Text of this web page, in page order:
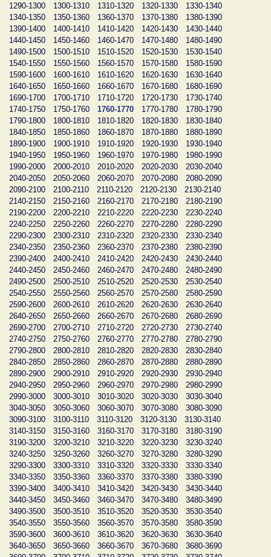
1290-1300
1300-1310 1310-1320 1320-1330
1330-1340
1340-1350
1350-1360 1360-1370 1370-1380
1380-1390
1390-1400
1400-1410 1410-1420 1420-1430
1430-1440
1440-1450
1450-1460 1460-1470 1470-1480
1480-1490
1490-1500
1500-1510 1510-1520 1520-1530
1530-1540
1540-1550
1550-1560 1560-1570 1570-1580
1580-1590
1590-1600
1600-1610 1610-1620 1620-1630
1630-1640
1640-1650
1650-1660 1660-1670 1670-1680
1680-1690
1690-1700
1700-1710 1710-1720 1720-1730
1730-1740
1740-1750
1750-1760 1760-1770 1770-1780
1780-1790
1790-1800
1800-1810 1810-1820 1820-1830
1830-1840
1840-1850
1850-1860 1860-1870 1870-1880
1880-1890
1890-1900
1900-1910 1910-1920 1920-1930
1930-1940
1940-1950
1950-1960 1960-1970 1970-1980
1980-1990
1990-2000
2000-2010 2010-2020 2020-2030
2030-2040
2040-2050
2050-2060 2060-2070 2070-2080
2080-2090
2090-2100
2100-2110 2110-2120 2120-2130
2130-2140
2140-2150
2150-2160 2160-2170 2170-2180
2180-2190
2190-2200
2200-2210 2210-2220 2220-2230
2230-2240
2240-2250
2250-2260 2260-2270 2270-2280
2280-2290
2290-2300
2300-2310 2310-2320 2320-2330
2330-2340
2340-2350
2350-2360 2360-2370 2370-2380
2380-2390
2390-2400
2400-2410 2410-2420 2420-2430
2430-2440
2440-2450
2450-2460 2460-2470 2470-2480
2480-2490
2490-2500
2500-2510 2510-2520 2520-2530
2530-2540
2540-2550
2550-2560 2560-2570 2570-2580
2580-2590
2590-2600
2600-2610 2610-2620 2620-2630
2630-2640
2640-2650
2650-2660 2660-2670 2670-2680
2680-2690
2690-2700
2700-2710 2710-2720 2720-2730
2730-2740
2740-2750
2750-2760 2760-2770 2770-2780
2780-2790
2790-2800
2800-2810 2810-2820 2820-2830
2830-2840
2840-2850
2850-2860 2860-2870 2870-2880
2880-2890
2890-2900
2900-2910 2910-2920 2920-2930
2930-2940
2940-2950
2950-2960 2960-2970 2970-2980
2980-2990
2990-3000
3000-3010 3010-3020 3020-3030
3030-3040
3040-3050
3050-3060 3060-3070 3070-3080
3080-3090
3090-3100
3100-3110 3110-3120 3120-3130
3130-3140
3140-3150
3150-3160 3160-3170 3170-3180
3180-3190
3190-3200
3200-3210 3210-3220 3220-3230
3230-3240
3240-3250
3250-3260 3260-3270 3270-3280
3280-3290
3290-3300
3300-3310 3310-3320 3320-3330
3330-3340
3340-3350
3350-3360 3360-3370 3370-3380
3380-3390
3390-3400
3400-3410 3410-3420 3420-3430
3430-3440
3440-3450
3450-3460 3460-3470 3470-3480
3480-3490
3490-3500
3500-3510 3510-3520 3520-3530
3530-3540
3540-3550
3550-3560 3560-3570 3570-3580
3580-3590
3590-3600
3600-3610 3610-3620 3620-3630
3630-3640
3640-3650
3650-3660 3660-3670 3670-3680
3680-3690